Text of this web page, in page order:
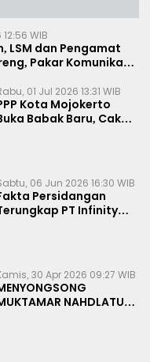
WIB
LSM dan Pengamat
Pakar Komunikasi:
01 Jul 2026 13:31 WIB
Kota Mojokerto
Babak Baru, Cak
06 Jun 2026 16:30 WIB
Persidangan
PT Infinity
30 Apr 2026 09:27 WIB
NAHDLATUL